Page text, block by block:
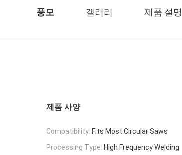
풍모 갤러리 제품 설명
제품 사양
Compatibility: Fits Most Circular Saws
Processing Type: High Frequency Welding